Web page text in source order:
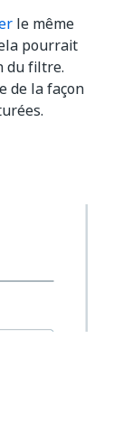
le même
pourrait
du filtre.
de la façon